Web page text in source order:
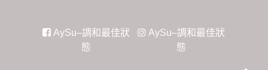
AySu–調和最佳狀
態
AySu–調和最佳狀
態